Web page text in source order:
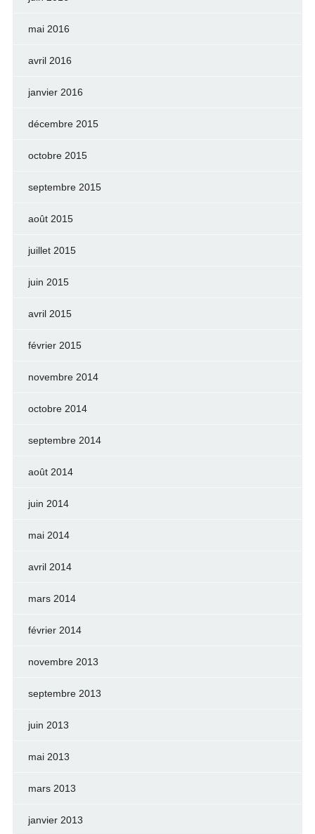
mai 2016
avril 2016
janvier 2016
décembre 2015
octobre 2015
septembre 2015
août 2015
juillet 2015
juin 2015
avril 2015
février 2015
novembre 2014
octobre 2014
septembre 2014
août 2014
juin 2014
mai 2014
avril 2014
mars 2014
février 2014
novembre 2013
septembre 2013
juin 2013
mai 2013
mars 2013
janvier 2013